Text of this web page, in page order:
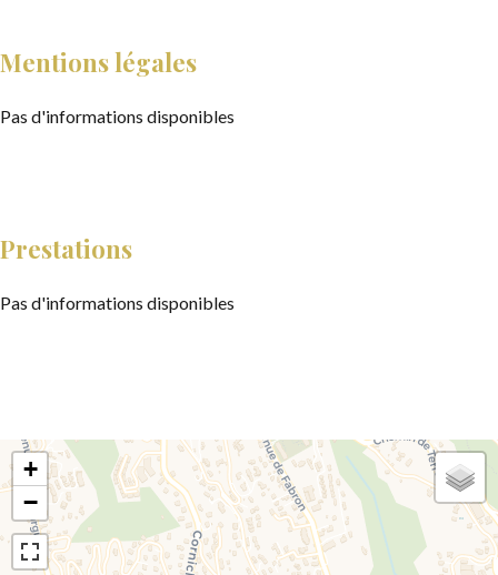
Mentions légales
Pas d'informations disponibles
Prestations
Pas d'informations disponibles
+
−